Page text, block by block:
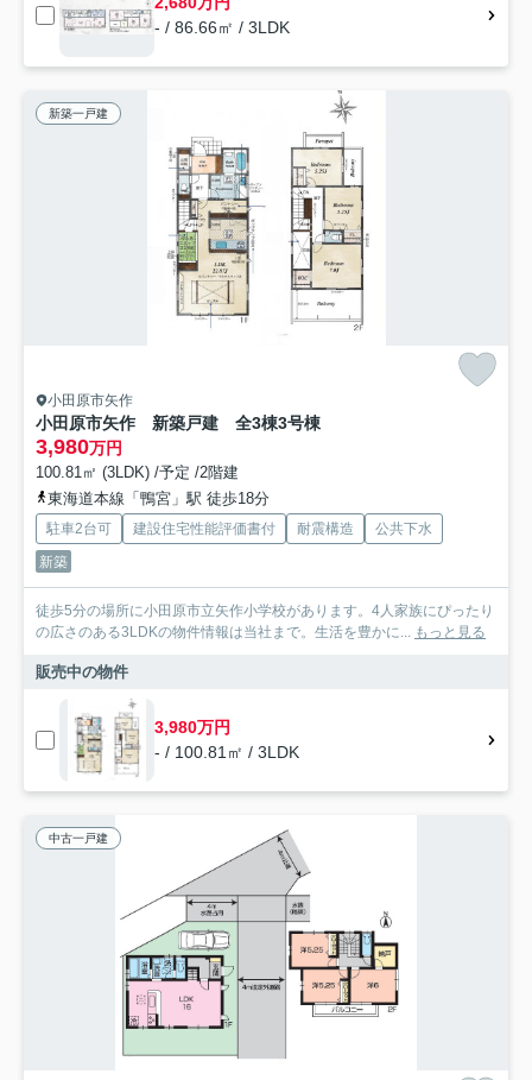
- / 86.66㎡ / 3LDK
新築一戸建
小田原市矢作
小田原市矢作 新築戸建 全3棟3号棟
3,980万円
100.81㎡ (3LDK) /予定 /2階建
東海道本線「鴨宮」駅 徒歩18分
駐車2台可 建設住宅性能評価書付 耐震構造
公共下水
新築
徒歩5分の場所に小田原市立矢作小学校があります。4人家族にぴったり
の広さのある3LDKの物件情報は当社まで。生活を豊かに... もっと見る
販売中の物件
3,980万円
- / 100.81㎡ / 3LDK
中古一戸建